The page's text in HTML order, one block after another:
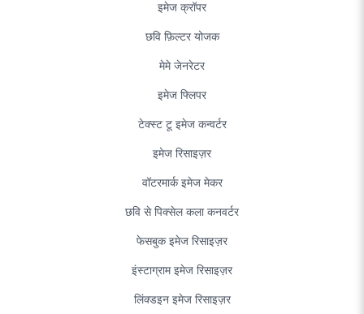
इमेज क्रॉपर
छवि फ़िल्टर योजक
मेमे जेनरेटर
इमेज फ्लिपर
टेक्स्ट टू इमेज कन्वर्टर
इमेज रिसाइज़र
वॉटरमार्क इमेज मेकर
छवि से पिक्सेल कला कनवर्टर
फेसबुक इमेज रिसाइज़र
इंस्टाग्राम इमेज रिसाइज़र
लिंक्डइन इमेज रिसाइज़र